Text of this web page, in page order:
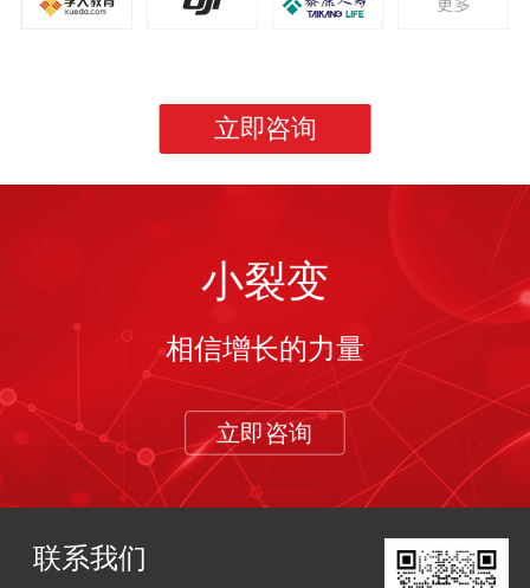
立即咨询
小裂变
相信增长的力量
立即咨询
联系我们